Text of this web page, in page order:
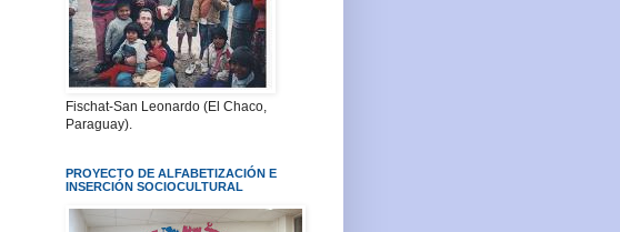
Fischat-San Leonardo (El Chaco,
Paraguay).
PROYECTO DE ALFABETIZACIÓN E
INSERCIÓN SOCIOCULTURAL